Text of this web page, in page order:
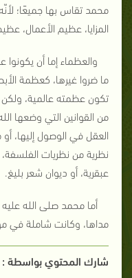
محمد تقاس بها جميعًا؛
المزايا، عظيم الأعمال،
والعظماء إما أن
ما ضروا غيرها، كعظمة
تكون عظمته عالمية،
من القوانين التي وضعها
العقل في الوصول إليها،
نظرية من نظريات
عبقرية، أو ديوان شعر بليغ.
أما محمد صلى الله
مداها، وكانت شاملة في
شارك المحتوي بواسطة :